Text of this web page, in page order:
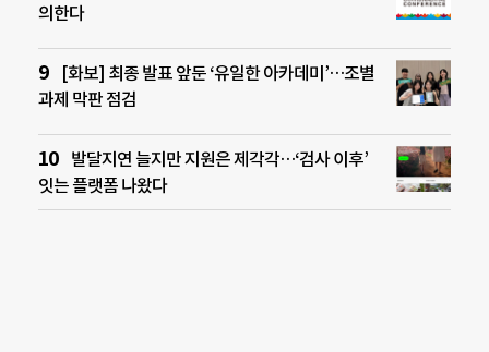
의한다
[화보] 최종 발표 앞둔 ‘유일한 아카데미’…조별
과제 막판 점검
발달지연 늘지만 지원은 제각각…‘검사 이후’
잇는 플랫폼 나왔다